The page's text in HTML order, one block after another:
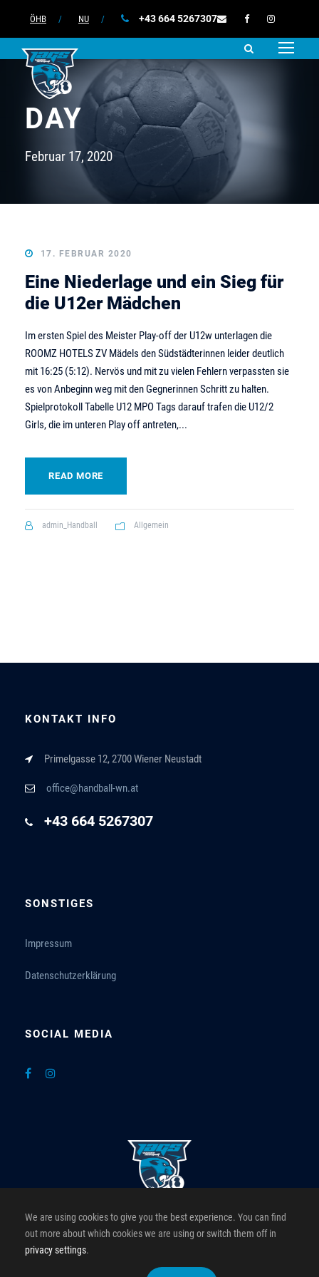
ÖHB / NU / +43 664 5267307
DAY
Februar 17, 2020
17. FEBRUAR 2020
Eine Niederlage und ein Sieg für
die U12er Mädchen
Im ersten Spiel des Meister Play-off der U12w unterlagen die
ROOMZ HOTELS ZV Mädels den Südstädterinnen leider deutlich
mit 16:25 (5:12). Nervös und mit zu vielen Fehlern verpassten sie
es von Anbeginn weg mit den Gegnerinnen Schritt zu halten.
Spielprotokoll Tabelle U12 MPO Tags darauf trafen die U12/2
Girls, die im unteren Play off antreten,...
READ MORE
admin_Handball Allgemein
KONTAKT INFO
Primelgasse 12, 2700 Wiener Neustadt
office@handball-wn.at
+43 664 5267307
SONSTIGES
Impressum
Datenschutzerklärung
SOCIAL MEDIA
Greenpower JAGS Roomz Hotels
Offizielle Website der Greenpower JAGS Roomz Hotels
We are using cookies to give you the best experience. You can find
out more about which cookies we are using or switch them off in
privacy settings.